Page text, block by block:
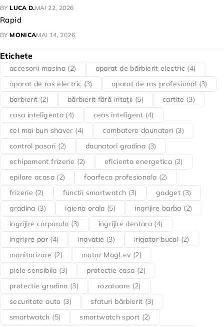
BY LUCA D.MAI 22, 2026
Rapid
BY MONICAMAI 14, 2026
Etichete
accesorii masina (2) aparat de bărbierit electric (4)
aparat de ras electric (3) aparat de ras profesional (3)
barbierit (2) bărbierit fără iritații (5) cartite (3)
casa inteligenta (4) ceas inteligent (4)
cel mai bun shaver (4) combatere daunatori (3)
control pasari (2) daunatori gradina (3)
echipament frizerie (2) eficienta energetica (2)
epilare acasa(2) foarfeca profesionala (2)
frizerie (2) functii smartwatch (3) gadget (3)
gradina (3) igiena orala (5) ingrijire barba (2)
ingrijire corporala (3) ingrijire dentara (4)
ingrijire par(4) inovatie (3) irigator bucal (2)
monitorizare (2) motor MagLev (2)
piele sensibila (3) protectie casa (2)
protectie gradina (3) rozatoare (2)
securitate auto (3) sfaturi bărbierit (3)
smartwatch (5) smartwatch sport (2)